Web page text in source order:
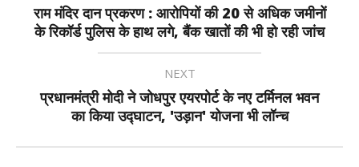
राम मंदिर दान प्रकरण : आरोपियों की 20 से अधिक जमीनों
के रिकॉर्ड पुलिस के हाथ लगे, बैंक खातों की भी हो रही जांच
NEXT
प्रधानमंत्री मोदी ने जोधपुर एयरपोर्ट के नए टर्मिनल भवन
का किया उद्घाटन, 'उड़ान' योजना भी लॉन्च